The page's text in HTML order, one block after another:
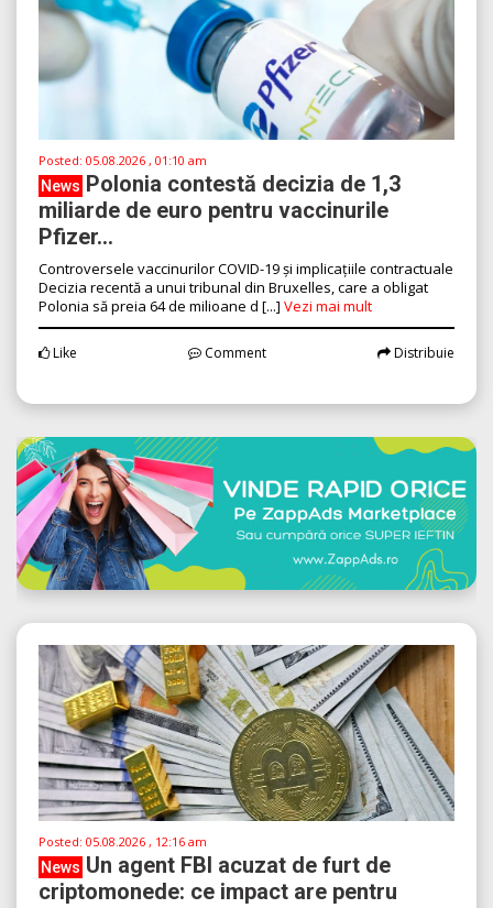
Posted: 05.08.2026 , 01:10 am
News Polonia contestă decizia de 1,3
miliarde de euro pentru vaccinurile
Pfizer...
Controversele vaccinurilor COVID-19 și implicațiile contractuale
Decizia recentă a unui tribunal din Bruxelles, care a obligat
Polonia să preia 64 de milioane d [...] Vezi mai mult
Like Comment Distribuie
Posted: 05.08.2026 , 12:16 am
News Un agent FBI acuzat de furt de
criptomonede: ce impact are pentru